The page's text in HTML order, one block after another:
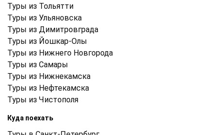
Туры из Тольятти
Туры из Ульяновска
Туры из Димитровграда
Туры из Йошкар-Олы
Туры из Нижнего Новгорода
Туры из Самары
Туры из Нижнекамска
Туры из Нефтекамска
Туры из Чистополя
Куда поехать